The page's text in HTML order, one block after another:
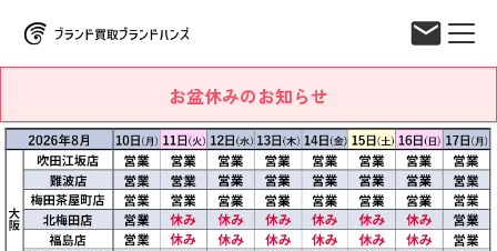
お盆休みのお知らせ